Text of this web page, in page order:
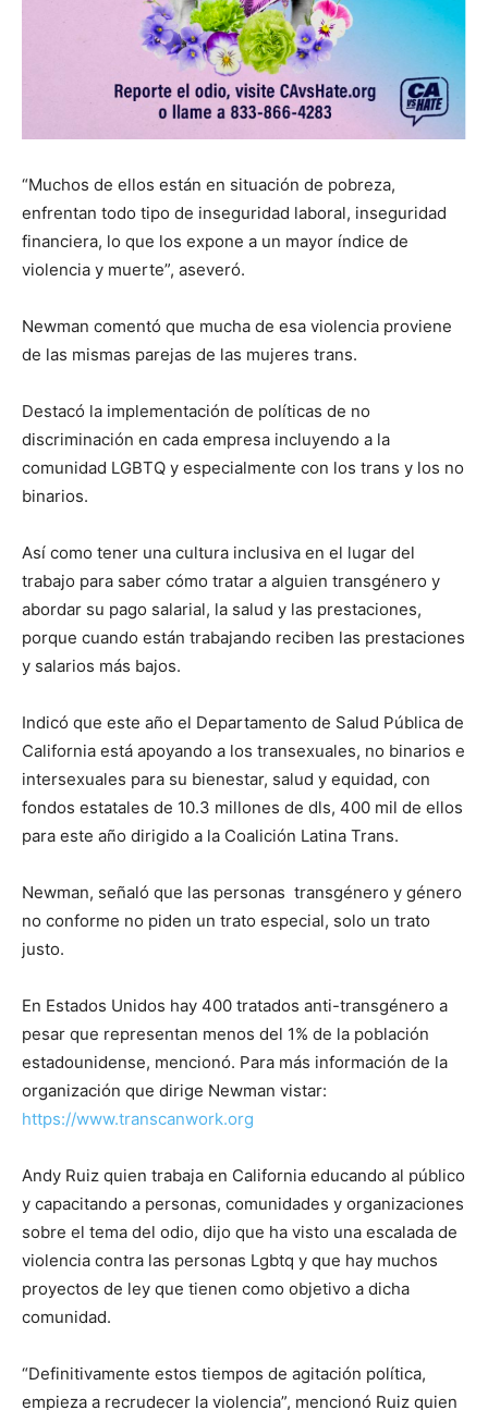
“Muchos de ellos están en situación de pobreza,
enfrentan todo tipo de inseguridad laboral, inseguridad
financiera, lo que los expone a un mayor índice de
violencia y muerte”, aseveró.
Newman comentó que mucha de esa violencia proviene
de las mismas parejas de las mujeres trans.
Destacó la implementación de políticas de no
discriminación en cada empresa incluyendo a la
comunidad LGBTQ y especialmente con los trans y los no
binarios.
Así como tener una cultura inclusiva en el lugar del
trabajo para saber cómo tratar a alguien transgénero y
abordar su pago salarial, la salud y las prestaciones,
porque cuando están trabajando reciben las prestaciones
y salarios más bajos.
Indicó que este año el Departamento de Salud Pública de
California está apoyando a los transexuales, no binarios e
intersexuales para su bienestar, salud y equidad, con
fondos estatales de 10.3 millones de dls, 400 mil de ellos
para este año dirigido a la Coalición Latina Trans.
Newman, señaló que las personas transgénero y género
no conforme no piden un trato especial, solo un trato
justo.
En Estados Unidos hay 400 tratados anti-transgénero a
pesar que representan menos del 1% de la población
estadounidense, mencionó. Para más información de la
organización que dirige Newman vistar:
https://www.transcanwork.org
Andy Ruiz quien trabaja en California educando al público
y capacitando a personas, comunidades y organizaciones
sobre el tema del odio, dijo que ha visto una escalada de
violencia contra las personas Lgbtq y que hay muchos
proyectos de ley que tienen como objetivo a dicha
comunidad.
“Definitivamente estos tiempos de agitación política,
empieza a recrudecer la violencia”, mencionó Ruiz quien